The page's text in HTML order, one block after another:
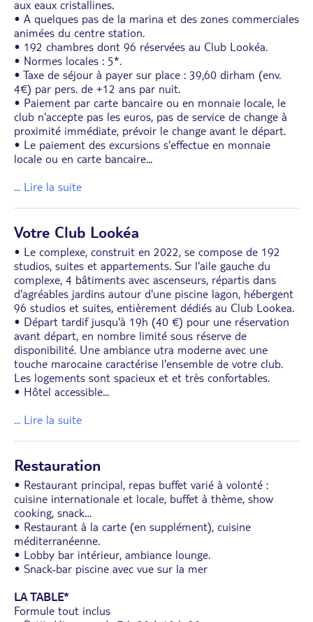
aux eaux cristallines.
• A quelques pas de la marina et des zones commerciales
animées du centre station.
• 192 chambres dont 96 réservées au Club Lookéa.
• Normes locales : 5*.
• Taxe de séjour à payer sur place : 39,60 dirham (env.
4€) par pers. de +12 ans par nuit.
• Paiement par carte bancaire ou en monnaie locale, le
club n'accepte pas les euros, pas de service de change à
proximité immédiate, prévoir le change avant le départ.
• Le paiement des excursions s'effectue en monnaie
locale ou en carte bancaire...
... Lire la suite
Votre Club Lookéa
• Le complexe, construit en 2022, se compose de 192
studios, suites et appartements. Sur l'aile gauche du
complexe, 4 bâtiments avec ascenseurs, répartis dans
d'agréables jardins autour d'une piscine lagon, hébergent
96 studios et suites, entièrement dédiés au Club Lookea.
• Départ tardif jusqu'à 19h (40 €) pour une réservation
avant départ, en nombre limité sous réserve de
disponibilité. Une ambiance utra moderne avec une
touche marocaine caractérise l'ensemble de votre club.
Les logements sont spacieux et et très confortables.
• Hôtel accessible...
... Lire la suite
Restauration
• Restaurant principal, repas buffet varié à volonté :
cuisine internationale et locale, buffet à thème, show
cooking, snack…
• Restaurant à la carte (en supplément), cuisine
méditerranéenne.
• Lobby bar intérieur, ambiance lounge.
• Snack-bar piscine avec vue sur la mer
LA TABLE*
Formule tout inclus